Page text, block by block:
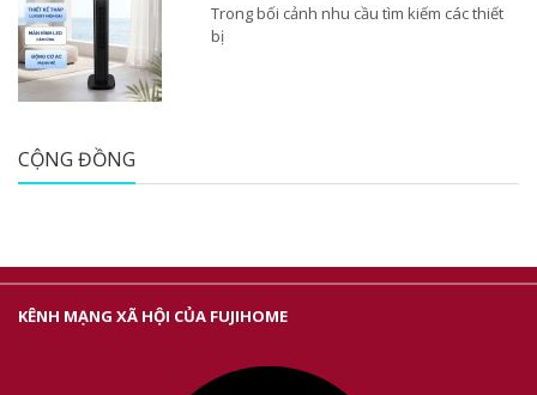
Trong bối cảnh nhu cầu tìm kiếm các thiết
bị
CỘNG ĐỒNG
KÊNH MẠNG XÃ HỘI CỦA FUJIHOME